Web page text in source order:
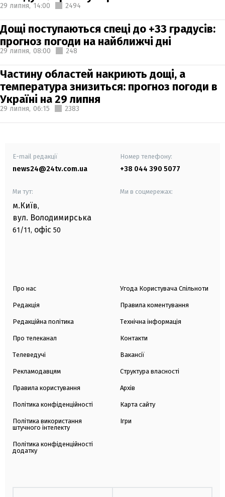
29 липня, 14:00 2494
Дощі поступаються спеці до +33 градусів:
прогноз погоди на найближчі дні
29 липня, 08:00 248
Частину областей накриють дощі, а
температура знизиться: прогноз погоди в
Україні на 29 липня
29 липня, 06:15 2383
E-mail редакції
news24@24tv.com.ua
Номер телефону:
+38 044 390 5077
Ми тут:
м.Київ,
вул. Володимирська
61/11, офіс 50
Ми в соцмережах:
Про нас
Редакція
Редакційна політика
Про телеканал
Телеведучі
Рекламодавцям
Правила користування
Політика конфіденційності
Політика використання
штучного інтелекту
Політика конфіденційності
додатку
Угода Користувача Спільноти
Правила коментування
Технічна інформація
Контакти
Вакансії
Структура власності
Архів
Карта сайту
Ігри